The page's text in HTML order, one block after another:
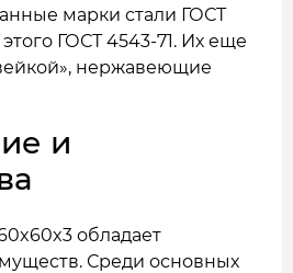
марки стали ГОСТ
ГОСТ 4543-71. Их еще
нержавеющие
и
обладает
Среди основных